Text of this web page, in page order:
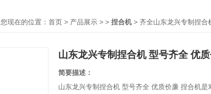
您现在的位置： 首页 > 产品展示 > > 捏合机> 齐全山东龙兴专制捏合
山东龙兴专制捏合机 型号齐全 优
简要描述：
山东龙兴专制捏合机 型号齐全 优质价廉 捏合机是